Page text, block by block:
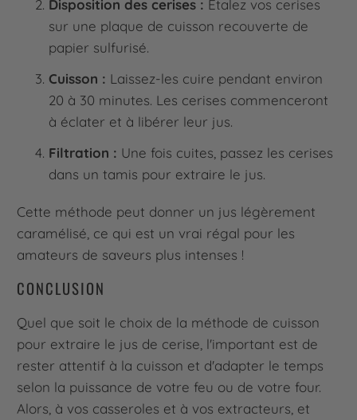
Disposition des cerises : Étalez vos cerises
sur une plaque de cuisson recouverte de
papier sulfurisé.
Cuisson : Laissez-les cuire pendant environ
20 à 30 minutes. Les cerises commenceront
à éclater et à libérer leur jus.
Filtration : Une fois cuites, passez les cerises
dans un tamis pour extraire le jus.
Cette méthode peut donner un jus légèrement
caramélisé, ce qui est un vrai régal pour les
amateurs de saveurs plus intenses !
CONCLUSION
Quel que soit le choix de la méthode de cuisson
pour extraire le jus de cerise, l'important est de
rester attentif à la cuisson et d'adapter le temps
selon la puissance de votre feu ou de votre four.
Alors, à vos casseroles et à vos extracteurs, et